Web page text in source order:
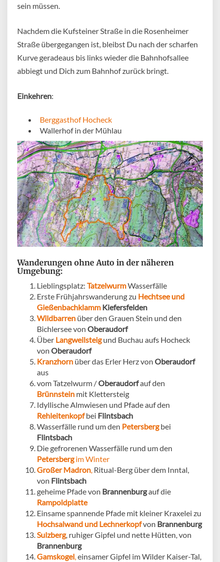
sein müssen.
Nachdem die Kufsteiner Straße in die Rosenheimer
Straße übergegangen ist, bleibst Du nach der scharfen
Kurve geradeaus bis links wieder die Bahnhofsallee
abbiegt und Dich zum Bahnhof zurück bringt.
Einkehren:
Berggasthof Hocheck
Wallerhof in der Mühlau
Wanderungen ohne Auto in der näheren
Umgebung:
Lieblingsplatz: TatzelwurmWasserfälle
Erste Frühjahrswanderung zu Hechtsee und
Gießenbachklamm Kiefersfelden
Wildbarren über den Grauen Stein und den
Bichlersee von Oberaudorf
Über Langweilsteigund Buchau aufs Hocheck
von Oberaudorf
Kranzhorn über das Erler Herz von Oberaudorf
aus
vom Tatzelwurm /Oberaudorfauf den
Brünnstein mit Klettersteig
Idyllische Almwiesen und Pfade auf den
Rehleitenkopf bei Flintsbach
Wasserfälle rund um den Petersberg bei
Flintsbach
Die gefrorenen Wasserfälle rund um den
Petersbergim Winter
Großer Madron, Ritual-Berg über dem Inntal,
von Flintsbach
geheime Pfade von Brannenburgauf die
Rampoldplatte
Einsame spannende Pfade mit kleiner Kraxelei zu
Hochsalwand und Lechnerkopfvon Brannenburg
Sulzberg, ruhiger Gipfel und nette Hütten, von
Brannenburg
Gamskogel,einsamer Gipfel im Wilder Kaiser-Tal,